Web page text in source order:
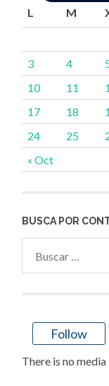
L
M
« Oct
3
4
10
11
17
18
24
25
BUSCA POR
Follow
There is no